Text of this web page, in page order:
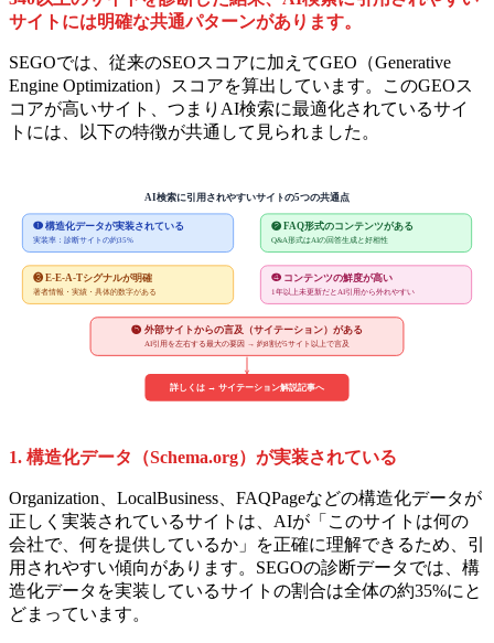
サイトには明確な共通パターンがあります。
SEGOでは、従来のSEOスコアに加えてGEO（Generative
Engine Optimization）スコアを算出しています。このGEOス
コアが高いサイト、つまりAI検索に最適化されているサイ
トには、以下の特徴が共通して見られました。
AI検索に引用されやすいサイトの5つの共通点
❶ 構造化データが実装されている
実装率：診断サイトの約35%
❷ FAQ形式のコンテンツがある
Q&A形式はAIの回答生成と好相性
❸ E-E-A-Tシグナルが明確
著者情報・実績・具体的数字がある
❹ コンテンツの鮮度が高い
1年以上未更新だとAI引用から外れやすい
❺ 外部サイトからの言及（サイテーション）がある
AI引用を左右する最大の要因 → 約8割が5サイト以上で言及
詳しくは → サイテーション解説記事へ
1. 構造化データ（Schema.org）が実装されている
Organization、LocalBusiness、FAQPageなどの構造化データが
正しく実装されているサイトは、AIが「このサイトは何の
会社で、何を提供しているか」を正確に理解できるため、引
用されやすい傾向があります。SEGOの診断データでは、構
造化データを実装しているサイトの割合は全体の約35%にと
どまっています。